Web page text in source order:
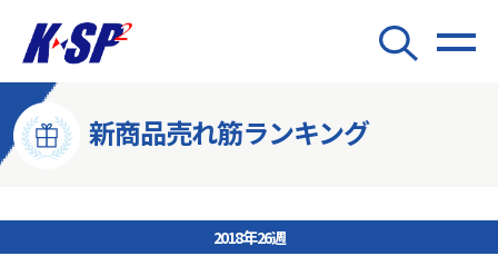
新商品売れ筋ランキング
2018年26週